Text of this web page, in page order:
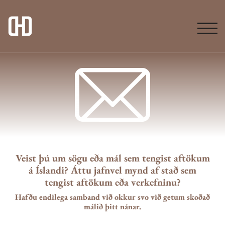
Veist þú um sögu eða mál sem tengist aftökum
á Íslandi? Áttu jafnvel mynd af stað sem
tengist aftökum eða verkefninu?
Hafðu endilega samband við okkur svo við getum skoðað
málið þitt nánar.